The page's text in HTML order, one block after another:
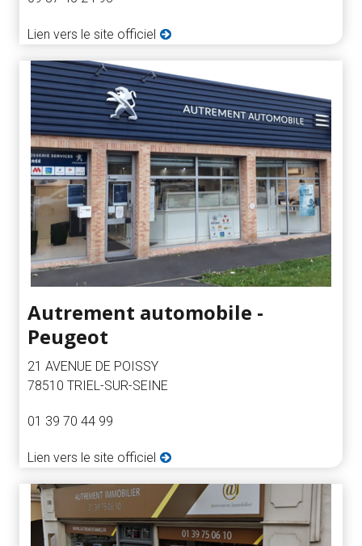
Lien vers le site officiel
Autrement automobile -
Peugeot
21 AVENUE DE POISSY
78510 TRIEL-SUR-SEINE
01 39 70 44 99
Lien vers le site officiel